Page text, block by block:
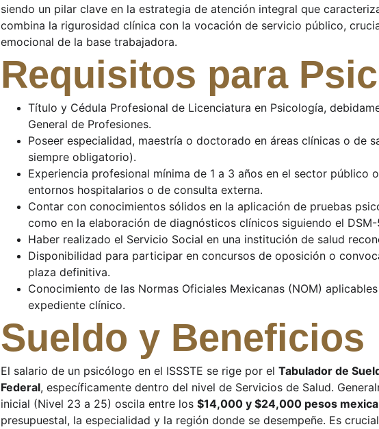
siendo un pilar clave en la estrategia de atención integral que
combina la rigurosidad clínica con la vocación de servicio público,
emocional de la base trabajadora.
Requisitos para
Título y Cédula Profesional de Licenciatura en Psicología,
General de Profesiones.
Poseer especialidad, maestría o doctorado en áreas clínicas o de
siempre obligatorio).
Experiencia profesional mínima de 1 a 3 años en el sector público
entornos hospitalarios o de consulta externa.
Contar con conocimientos sólidos en la aplicación de pruebas
como en la elaboración de diagnósticos clínicos siguiendo el DSM-
Haber realizado el Servicio Social en una institución de salud
Disponibilidad para participar en concursos de oposición o
plaza definitiva.
Conocimiento de las Normas Oficiales Mexicanas (NOM)
expediente clínico.
Sueldo y Beneficios
El salario de un psicólogo en el ISSSTE se rige por el Tabulador de
Federal, específicamente dentro del nivel de Servicios de Salud.
inicial (Nivel 23 a 25) oscila entre los $14,000 y $24,000 pesos
presupuestal, la especialidad y la región donde se desempeñe. Es